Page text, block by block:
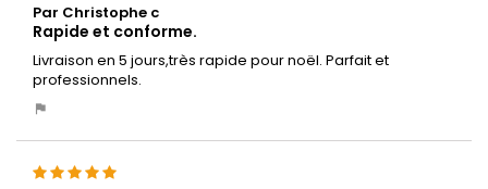
Par Christophe c
Rapide et conforme.
Livraison en 5 jours,très rapide pour noël. Parfait et
professionnels.